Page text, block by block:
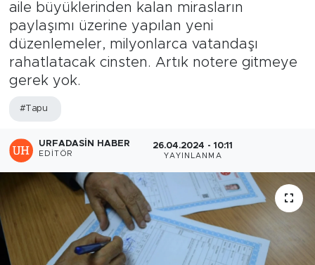
aile büyüklerinden kalan mirasların
paylaşımı üzerine yapılan yeni
düzenlemeler, milyonlarca vatandaşı
rahatlatacak cinsten. Artık notere gitmeye
gerek yok.
#Tapu
URFADASIN HABER
EDITÖR
26.04.2024 - 10:11
YAYINLANMA
OTOMOBİL
Haber Arşivi